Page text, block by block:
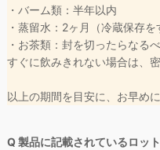
・バーム類：半年以内
・蒸留水：2ヶ月（冷蔵保存
・お茶類：封を切ったらなる
すぐに飲みきれない場合は、
以上の期間を目安に、お早め
Q 製品に記載されているロッ